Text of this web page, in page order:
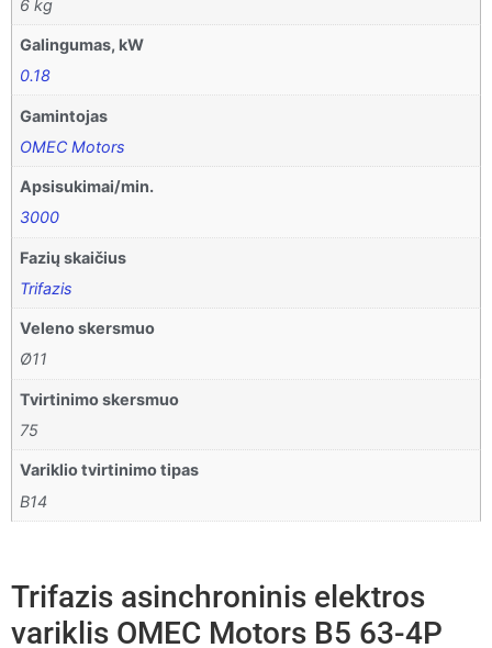
6 kg
Galingumas, kW
0.18
Gamintojas
OMEC Motors
Apsisukimai/min.
3000
Fazių skaičius
Trifazis
Veleno skersmuo
Ø11
Tvirtinimo skersmuo
75
Variklio tvirtinimo tipas
B14
Trifazis asinchroninis elektros
variklis OMEC Motors B5 63-4P